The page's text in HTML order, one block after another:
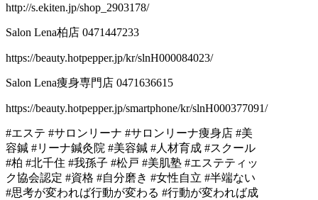
http://s.ekiten.jp/shop_2903178/
Salon Lena柏店 0471447233
https://beauty.hotpepper.jp/kr/slnH000084023/
Salon Lena痩身専門店 0471636615
https://beauty.hotpepper.jp/smartphone/kr/slnH000377091/
#エステ #サロンリーナ #サロンリーナ痩身店 #美
容鍼 #リーナ鍼灸院 #美容鍼 #人材育成 #スクール
#柏 #北千住 #我孫子 #松戸 #美肌塾 #エステティッ
ク協会認定 #資格 #自分磨き #女性自立 #半端ない
#思考が変われば行動が変わる #行動が変われば成